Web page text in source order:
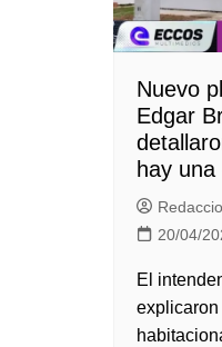
Nuevo
Edgar
hay
20/04/
El